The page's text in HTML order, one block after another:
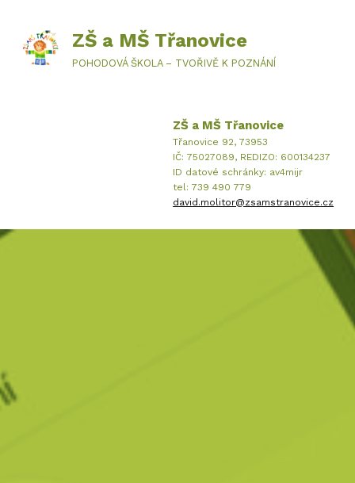
ZŠ a MŠ Třanovice
POHODOVÁ ŠKOLA – TVOŘIVĚ K POZNÁNÍ
ZŠ a MŠ Třanovice
Třanovice 92, 73953
IČ: 75027089, REDIZO: 600134237
ID datové schránky: av4mijr
tel: 739 490 779
david.molitor@zsamstranovice.cz